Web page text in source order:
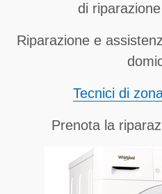
di
Riparazione e
Tecnici di
Prenota la